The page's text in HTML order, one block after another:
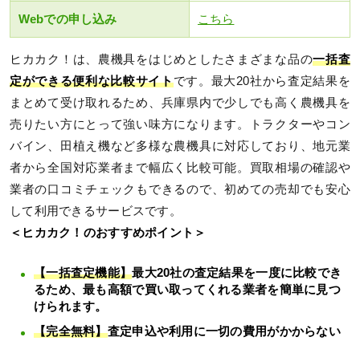
Webでの申し込み こちら
ヒカカク！は、農機具をはじめとしたさまざまな品の一括査
定ができる便利な比較サイトです。最大20社から査定結果を
まとめて受け取れるため、兵庫県内で少しでも高く農機具を
売りたい方にとって強い味方になります。トラクターやコン
バイン、田植え機など多様な農機具に対応しており、地元業
者から全国対応業者まで幅広く比較可能。買取相場の確認や
業者の口コミチェックもできるので、初めての売却でも安心
して利用できるサービスです。
＜ヒカカク！のおすすめポイント＞
【一括査定機能】最大20社の査定結果を一度に比較でき
るため、最も高額で買い取ってくれる業者を簡単に見つ
けられます。
【完全無料】査定申込や利用に一切の費用がかからない